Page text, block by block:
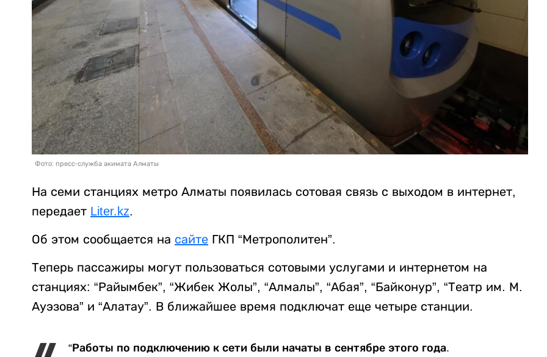
Фото: пресс-служба акимата Алматы
На семи станциях метро Алматы появилась сотовая связь с выходом в интернет,
передает Liter.kz.
Об этом сообщается на сайте ГКП “Метрополитен”.
Теперь пассажиры могут пользоваться сотовыми услугами и интернетом на
станциях: “Райымбек”, “Жибек Жолы”, “Алмалы”, “Абая”, “Байконур”, “Театр им. М.
Ауэзова” и “Алатау”. В ближайшее время подключат еще четыре станции.
“Работы по подключению к сети были начаты в сентябре этого года.